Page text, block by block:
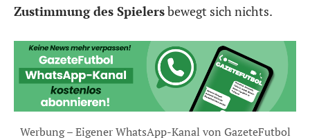
Zustimmung des Spielersbewegt sich nichts.
Werbung – Eigener WhatsApp-Kanal von GazeteFutbol